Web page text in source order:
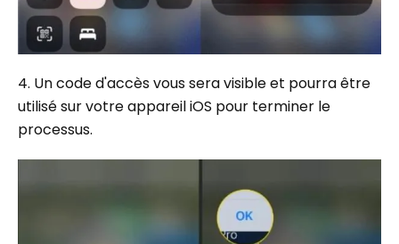
4. Un code d'accès vous sera visible et pourra être
utilisé sur votre appareil iOS pour terminer le
processus.